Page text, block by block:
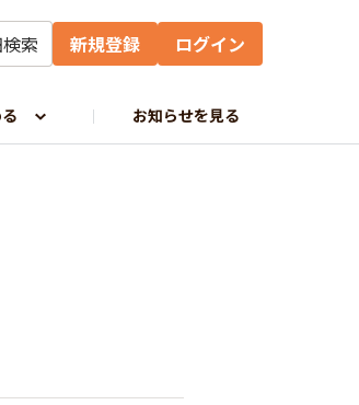
索 新規登録 ログイン
お知らせを見る